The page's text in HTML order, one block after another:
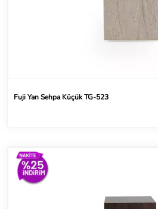
Fuji Yan Sehpa Küçük TG-523